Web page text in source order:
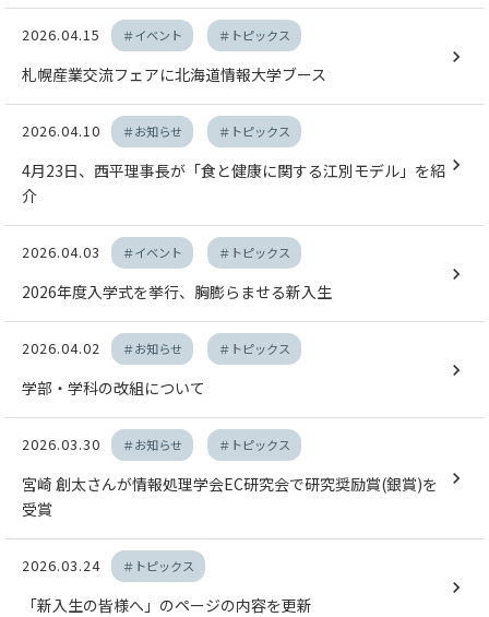
2026.04.15 ＃イベント ＃トピックス
札幌産業交流フェアに北海道情報大学ブース
2026.04.10 ＃お知らせ ＃トピックス
4月23日、西平理事長が「食と健康に関する江別モデル」を紹
介
2026.04.03 ＃イベント ＃トピックス
2026年度入学式を挙行、胸膨らませる新入生
2026.04.02 ＃お知らせ ＃トピックス
学部・学科の改組について
2026.03.30 ＃お知らせ ＃トピックス
宮崎 創太さんが情報処理学会EC研究会で研究奨励賞(銀賞)を
受賞
2026.03.24 ＃トピックス
「新入生の皆様へ」のページの内容を更新